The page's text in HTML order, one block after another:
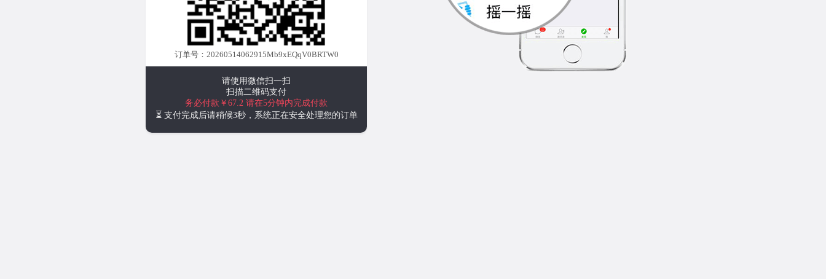
订单号：20260514062915Mb9xEQqV0BRTW0
请使用微信扫一扫
扫描二维码支付
务必付款￥67.2 请在5分钟内完成付款
⏳ 支付完成后请稍候3秒，系统正在安全处理您的订单